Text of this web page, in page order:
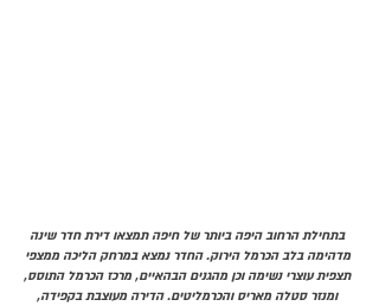
בתחילת הרחוב היפה ביותר של חיפה תמצאו דירת חדר שינה
מדהימה בלב הכרמל הירוק. החדר נמצא במרחק הליכה ממצפי
תצפית עוצרי נשימה וכן מהגנים הבהאיים, מרכז הכרמל התוסס,
ומנזר סטלה מאריס והכרמליטים. הדירה מעוצבת בקפידה,